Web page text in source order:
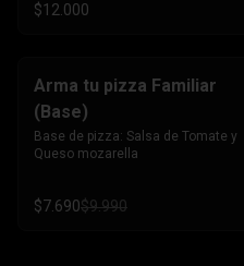
$12.000
Arma tu pizza Familiar
(Base)
Base de pizza: Salsa de Tomate y
Queso mozarella
$7.690$9.990